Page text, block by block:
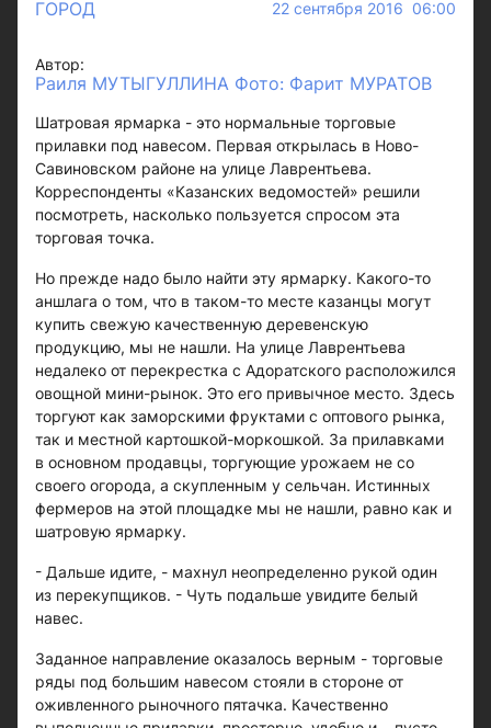
ГОРОД 22 сентября 2016 06:00
Автор:
Раиля МУТЫГУЛЛИНА Фото: Фарит МУРАТОВ
Шатровая ярмарка - это нормальные торговые
прилавки под навесом. Первая открылась в Ново-
Савиновском районе на улице Лаврентьева.
Корреспонденты «Казанских ведомостей» решили
посмотреть, насколько пользуется спросом эта
торговая точка.
Но прежде надо было найти эту ярмарку. Какого-то
аншлага о том, что в таком-то месте казанцы могут
купить свежую качественную деревенскую
продукцию, мы не нашли. На улице Лаврентьева
недалеко от перекрестка с Адоратского расположился
овощной мини-рынок. Это его привычное место. Здесь
торгуют как заморскими фруктами с оптового рынка,
так и местной картошкой-моркошкой. За прилавками
в основном продавцы, торгующие урожаем не со
своего огорода, а скупленным у сельчан. Истинных
фермеров на этой площадке мы не нашли, равно как и
шатровую ярмарку.
- Дальше идите, - махнул неопределенно рукой один
из перекупщиков. - Чуть подальше увидите белый
навес.
Заданное направление оказалось верным - торговые
ряды под большим навесом стояли в стороне от
оживленного рыночного пятачка. Качественно